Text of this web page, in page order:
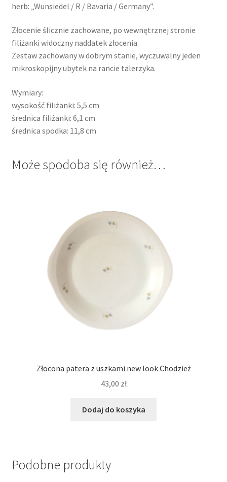
herb: „Wunsiedel / R / Bavaria / Germany”.
Złocenie ślicznie zachowane, po wewnętrznej stronie
filiżanki widoczny naddatek złocenia.
Zestaw zachowany w dobrym stanie, wyczuwalny jeden
mikroskopijny ubytek na rancie talerzyka.
Wymiary:
wysokość filiżanki: 5,5 cm
średnica filiżanki: 6,1 cm
średnica spodka: 11,8 cm
Może spodoba się również…
Złocona patera z uszkami new look Chodzież
43,00 zł
Dodaj do koszyka
Podobne produkty